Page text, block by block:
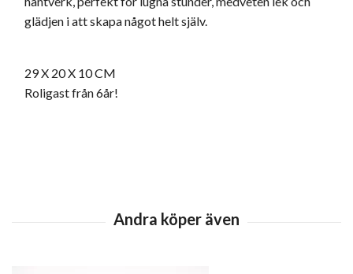
glädjen i att skapa något helt själv.
29 X 20 X 10 CM
Roligast från 6år!